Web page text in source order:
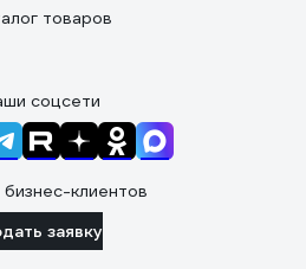
товаров
соцсети
клиентов
заявку